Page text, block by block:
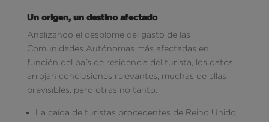
Un origen, un destino afectado
Analizando el desplome del gasto de las
Comunidades Autónomas más afectadas en
función del país de residencia del turista, los datos
arrojan conclusiones relevantes, muchas de ellas
previsibles, pero otras no tanto:
La caída de turistas procedentes de Reino Unido